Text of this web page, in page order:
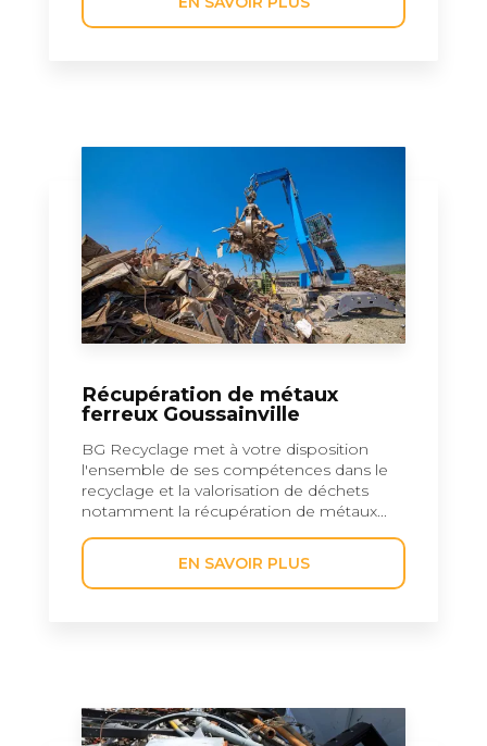
Récupération de métaux
ferreux Goussainville
BG Recyclage met à votre disposition
l'ensemble de ses compétences dans le
recyclage et la valorisation de déchets
notamment la récupération de métaux...
EN SAVOIR PLUS